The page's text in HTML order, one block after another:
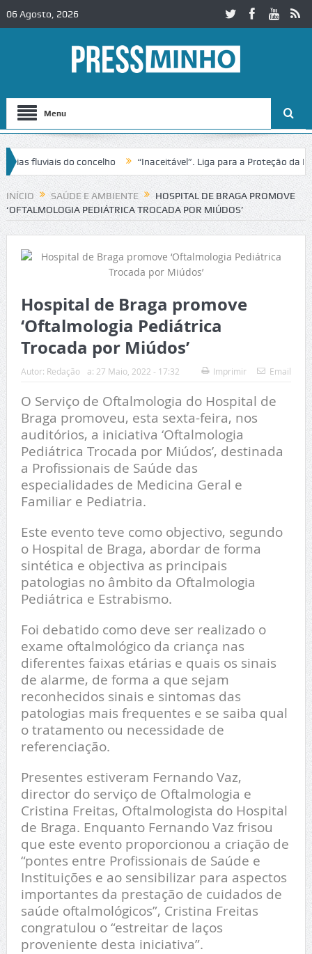
06 Agosto, 2026
Menu
fluviais do concelho “Inaceitável”. Liga para a Proteção da
no IC2 em Alcobaça Igreja do Castelo de Cerveira
INÍCIO SAÚDE E AMBIENTE
HOSPITAL DE BRAGA PROMOVE
‘OFTALMOLOGIA PEDIÁTRICA TROCADA POR MIÚDOS’
Hospital de Braga promove
‘Oftalmologia Pediátrica
Trocada por Miúdos’
Autor: Redação a: 27 Maio, 2022 - 17:32 Imprimir Email
O Serviço de Oftalmologia do Hospital de
Braga promoveu, esta sexta-feira, nos
auditórios, a iniciativa ‘Oftalmologia
Pediátrica Trocada por Miúdos’, destinada
a Profissionais de Saúde das
especialidades de Medicina Geral e
Familiar e Pediatria.
Este evento teve como objectivo, segundo
o Hospital de Braga, abordar de forma
sintética e objectiva as principais
patologias no âmbito da Oftalmologia
Pediátrica e Estrabismo.
Foi debatido como deve ser realizado o
exame oftalmológico da criança nas
diferentes faixas etárias e quais os sinais
de alarme, de forma a que sejam
reconhecidos sinais e sintomas das
patologias mais frequentes e se saiba qual
o tratamento ou necessidade de
referenciação.
Presentes estiveram Fernando Vaz,
director do serviço de Oftalmologia e
Cristina Freitas, Oftalmologista do Hospital
de Braga. Enquanto Fernando Vaz frisou
que este evento proporcionou a criação de
“pontes entre Profissionais de Saúde e
Instituições e ao sensibilizar para aspectos
importantes da prestação de cuidados de
saúde oftalmológicos”, Cristina Freitas
congratulou o “estreitar de laços
proveniente desta iniciativa”.